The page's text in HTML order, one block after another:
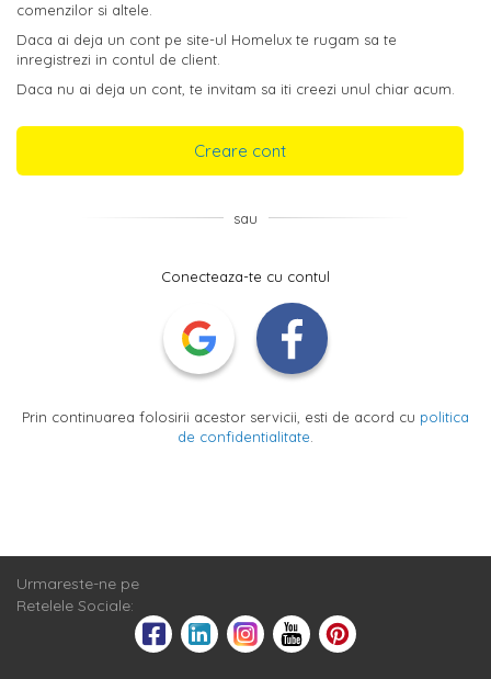
comenzilor si altele.
Daca ai deja un cont pe site-ul Homelux te rugam sa te
inregistrezi in contul de client.
Daca nu ai deja un cont, te invitam sa iti creezi unul chiar acum.
Creare cont
sau
Conecteaza-te cu contul
Prin continuarea folosirii acestor servicii, esti de acord cu politica
de confidentialitate
Urmareste-ne pe
Retelele Sociale: